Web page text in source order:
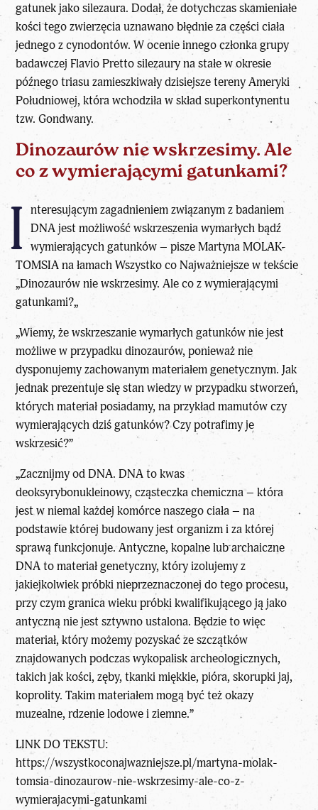
gatunek jako silezaura. Dodał, że dotychczas skamieniałe
kości tego zwierzęcia uznawano błędnie za części ciała
jednego z cynodontów. W ocenie innego członka grupy
badawczej Flavio Pretto silezaury na stałe w okresie
późnego triasu zamieszkiwały dzisiejsze tereny Ameryki
Południowej, która wchodziła w skład superkontynentu
tzw. Gondwany.
Dinozaurów nie wskrzesimy. Ale
co z wymierającymi gatunkami?
I nteresującym zagadnieniem związanym z badaniem
DNA jest możliwość wskrzeszenia wymarłych bądź
wymierających gatunków – pisze Martyna MOLAK-
TOMSIA na łamachWszystko co Najważniejszew tekście
„Dinozaurów nie wskrzesimy. Ale co z wymierającymi
gatunkami?„
„Wiemy, że wskrzeszanie wymarłych gatunków nie jest
możliwe w przypadku dinozaurów, ponieważ nie
dysponujemy zachowanym materiałem genetycznym. Jak
jednak prezentuje się stan wiedzy w przypadku stworzeń,
których materiał posiadamy, na przykład mamutów czy
wymierających dziś gatunków? Czy potrafimy je
wskrzesić?”
„Zacznijmy od DNA. DNA to kwas
deoksyrybonukleinowy, cząsteczka chemiczna – która
jest w niemal każdej komórce naszego ciała – na
podstawie której budowany jest organizm i za której
sprawą funkcjonuje. Antyczne, kopalne lub archaiczne
DNA to materiał genetyczny, który izolujemy z
jakiejkolwiek próbki nieprzeznaczonej do tego procesu,
przy czym granica wieku próbki kwalifikującego ją jako
antyczną nie jest sztywno ustalona. Będzie to więc
materiał, który możemy pozyskać ze szczątków
znajdowanych podczas wykopalisk archeologicznych,
takich jak kości, zęby, tkanki miękkie, pióra, skorupki jaj,
koprolity. Takim materiałem mogą być też okazy
muzealne, rdzenie lodowe i ziemne.”
LINK DO TEKSTU:
https://wszystkoconajwazniejsze.pl/martyna-molak-
tomsia-dinozaurow-nie-wskrzesimy-ale-co-z-
wymierajacymi-gatunkami